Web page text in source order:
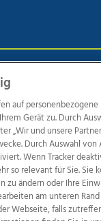
Woche Life
auf
Gerät zu. Durch
„Wir und unsere
Durch Auswahl von
Wenn Tracker
so relevant für Sie. Sie
zu ändern oder Ihre
am unteren
Webseite, falls